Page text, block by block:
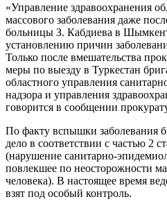
«Управление здравоохранения
массового заболевания даже
больницы З. Кабдиева в
установлению причин
Только после вмешательства
меры по выезду в Туркестан
областного управления
надзора и управления
говорится в сообщении
По факту вспышки заболевания
дело в соответствии с частью 2
(нарушение санитарно-
повлекшее по неосторожности
человека). В настоящее время
взят под особый контроль.